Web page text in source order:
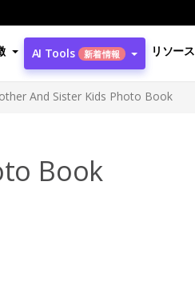
AI Tools 新着情報 リソース
And Sister Kids Photo Book
Book